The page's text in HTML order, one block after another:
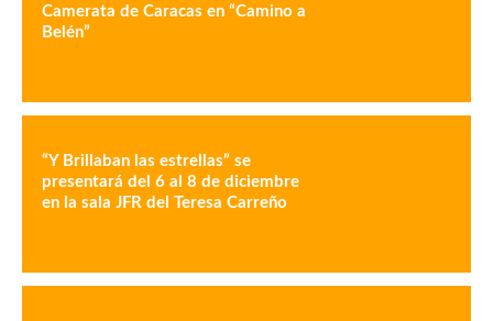
Camerata de Caracas en “Camino a
Belén”
“Y Brillaban las estrellas” se
presentará del 6 al 8 de diciembre
en la sala JFR del Teresa Carreño